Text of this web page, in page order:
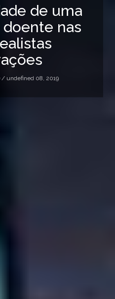
de uma
nas
/ undefined 08, 2019